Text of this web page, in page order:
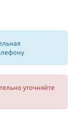
уточняйте